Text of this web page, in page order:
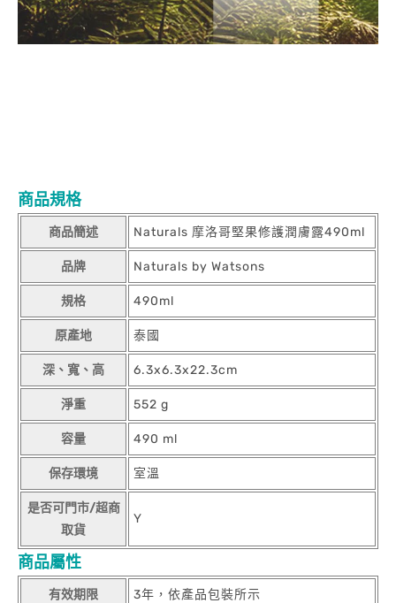
商品規格
商品簡述 Naturals 摩洛哥堅果修護潤膚露490ml
品牌 Naturals by Watsons
規格 490ml
原產地 泰國
深、寬、高 6.3x6.3x22.3cm
淨重 552 g
容量 490 ml
保存環境 室溫
是否可門市/超商
取貨
Y
商品屬性
有效期限 3年，依產品包裝所示